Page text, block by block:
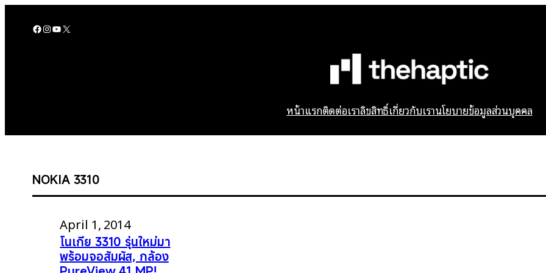
Facebook InstagramYouTube X
หน้าแรกติดต่อเราลิขสิทธิ์เกี่ยวกับเรานโยบายข้อมูลส่วนบุคคล
NOKIA 3310
April 1, 2014
โนเกีย 3310 รุ่นใหม่มา
พร้อมจอสัมผัส, กล้อง